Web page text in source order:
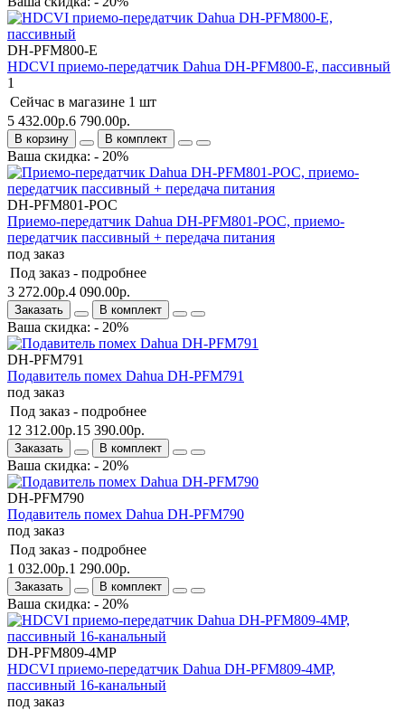
DH-PFM800-E
HDCVI приемо-передатчик Dahua DH-PFM800-E, пассивный
1
Сейчас в магазине 1 шт
5 432.00р.6 790.00р.
В корзину В комплект
Ваша скидка: - 20%
DH-PFM801-POC
Приемо-передатчик Dahua DH-PFM801-POC, приемо-
передатчик пассивный + передача питания
под заказ
Под заказ - подробнее
3 272.00р.4 090.00р.
Заказать В комплект
Ваша скидка: - 20%
DH-PFM791
Подавитель помех Dahua DH-PFM791
под заказ
Под заказ - подробнее
12 312.00р.15 390.00р.
Заказать В комплект
Ваша скидка: - 20%
DH-PFM790
Подавитель помех Dahua DH-PFM790
под заказ
Под заказ - подробнее
1 032.00р.1 290.00р.
Заказать В комплект
Ваша скидка: - 20%
DH-PFM809-4MP
HDCVI приемо-передатчик Dahua DH-PFM809-4MP,
пассивный 16-канальный
под заказ